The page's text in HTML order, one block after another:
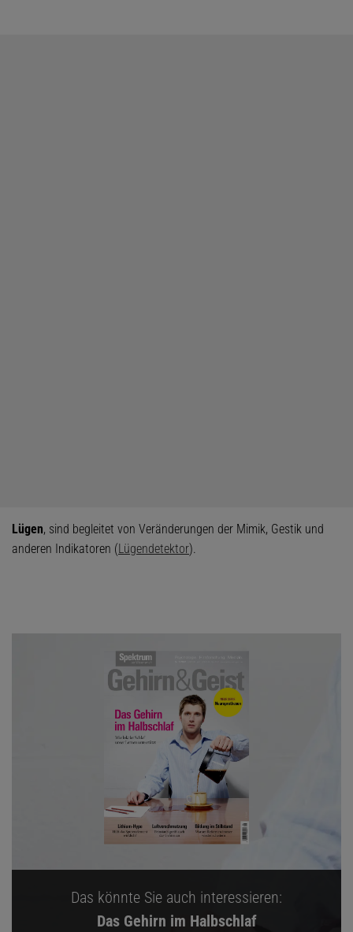
Lügen, sind begleitet von Veränderungen der Mimik, Gestik und
anderen Indikatoren (Lügendetektor).
Das könnte Sie auch interessieren:
Das Gehirn im Halbschlaf